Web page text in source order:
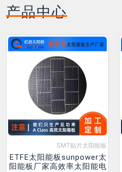
产品中心
SMT贴片太阳能板
ETFE太阳能板sunpower太
阳能板厂家高效率太阳能电